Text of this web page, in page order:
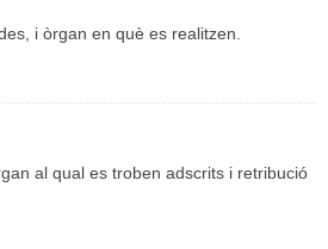
i òrgan en què es realitzen.
al qual es troben adscrits i retribució